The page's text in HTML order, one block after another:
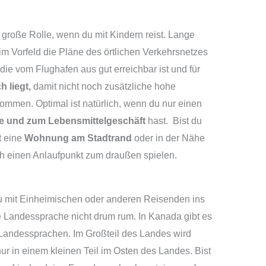
Rolle, wenn du mit Kindern reist. Lange
Vorfeld die Pläne des örtlichen Verkehrsnetzes
vom Flughafen aus gut erreichbar ist und für
liegt,damit nicht noch zusätzliche hohe
Optimal ist natürlich, wenn du nur einen
und zum Lebensmittelgeschäfthast.
Bist du
eine Wohnung am Stadtrand oder in der Nähe
einen Anlaufpunkt zum draußen spielen.
Einheimischen oder anderen Reisenden ins
nicht drum rum. In Kanada gibt es
Im Großteil des Landes wird
in einem kleinen Teil im Osten des Landes. Bist